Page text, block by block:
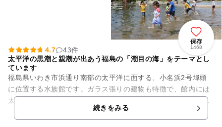
保存
1468
4.7
43件
太平洋の黒潮と親潮が出あう福島の「潮目の海」をテーマとし
ています
福島県いわき市浜通り南部の太平洋に面する、小名浜2号埠頭
に位置する水族館です。ガラス張りの建物も特徴で、館内には
太陽の光が降りそそぎ、自然環境を再現した展示が魅力です。
メイン水槽である潮目の大水...続きをみる